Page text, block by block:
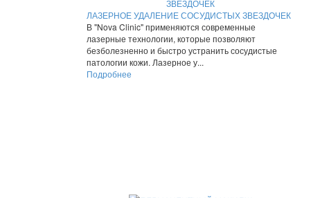
ЛАЗЕРНОЕ УДАЛЕНИЕ СОСУДИСТЫХ ЗВЕЗДОЧЕК
В "Nova Clinic" применяются современные
лазерные технологии, которые позволяют
безболезненно и быстро устранить сосудистые
патологии кожи. Лазерное у...
Подробнее